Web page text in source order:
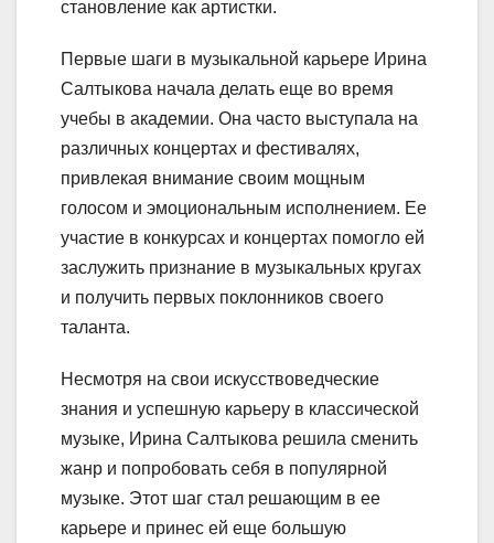
становление как артистки.
Первые шаги в музыкальной карьере Ирина
Салтыкова начала делать еще во время
учебы в академии. Она часто выступала на
различных концертах и фестивалях,
привлекая внимание своим мощным
голосом и эмоциональным исполнением. Ее
участие в конкурсах и концертах помогло ей
заслужить признание в музыкальных кругах
и получить первых поклонников своего
таланта.
Несмотря на свои искусствоведческие
знания и успешную карьеру в классической
музыке, Ирина Салтыкова решила сменить
жанр и попробовать себя в популярной
музыке. Этот шаг стал решающим в ее
карьере и принес ей еще большую